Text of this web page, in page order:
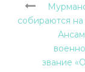
собираются на
звание